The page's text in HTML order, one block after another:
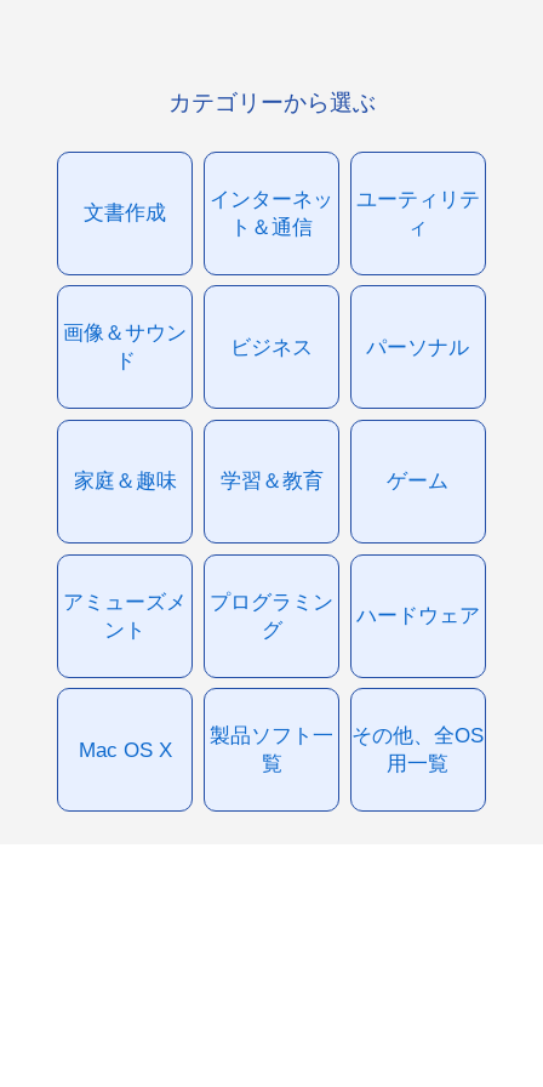
カテゴリーから選ぶ
文書作成
インターネッ
ト＆通信
ユーティリテ
ィ
画像＆サウン
ド
ビジネス パーソナル
家庭＆趣味 学習＆教育 ゲーム
アミューズメ
ント
プログラミン
グ
ハードウェア
Mac OS X
製品ソフト一
覧
その他、全OS
用一覧